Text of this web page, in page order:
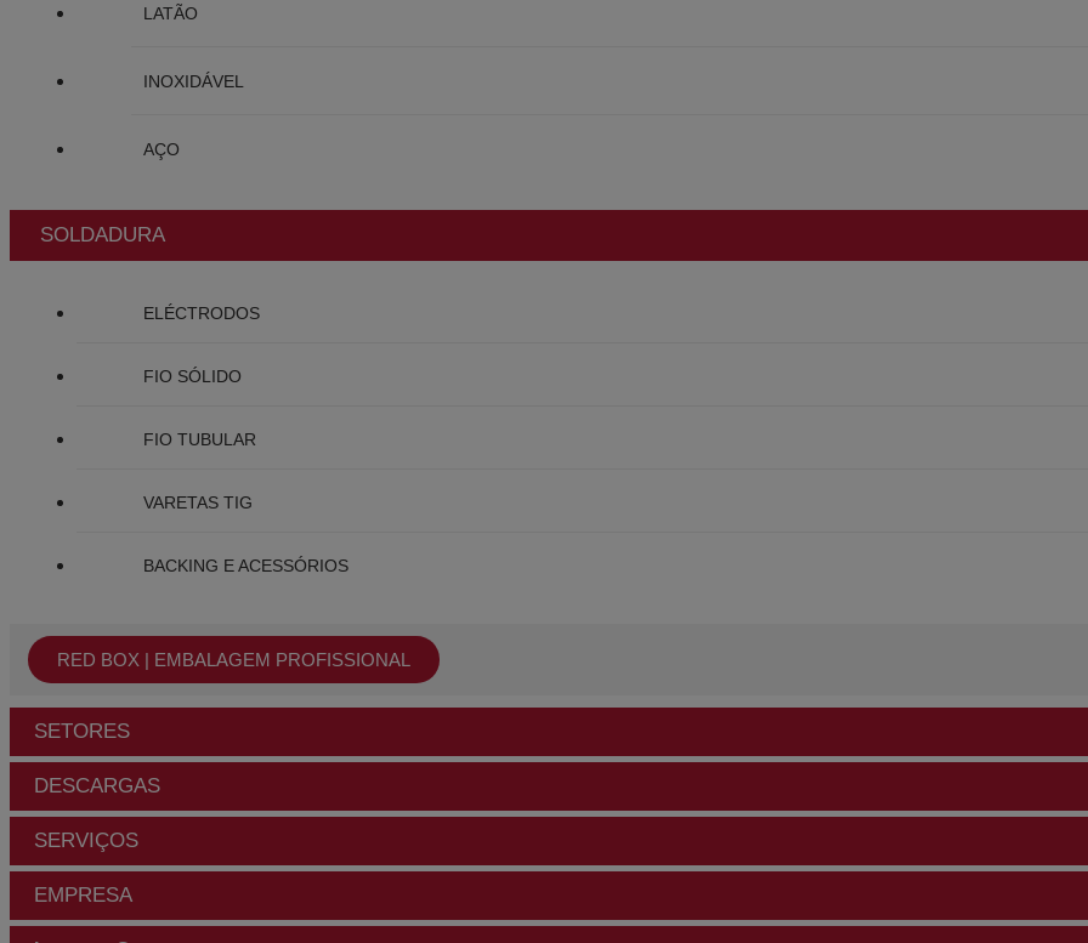
LATÃO
INOXIDÁVEL
AÇO
SOLDADURA
ELÉCTRODOS
FIO SÓLIDO
FIO TUBULAR
VARETAS TIG
BACKING E ACESSÓRIOS
RED BOX | EMBALAGEM PROFISSIONAL
SETORES
DESCARGAS
SERVIÇOS
EMPRESA